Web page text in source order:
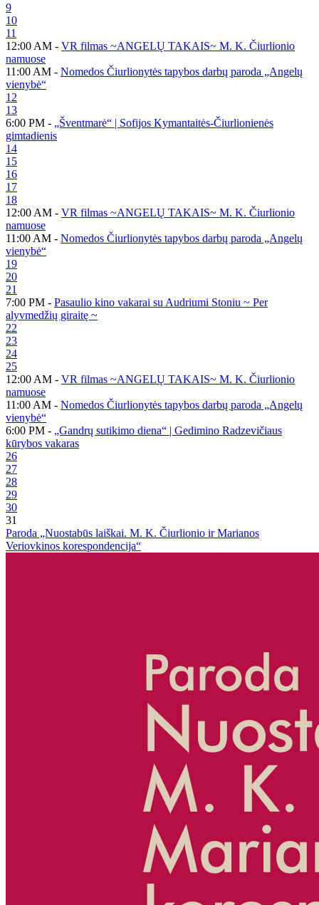
9
10
11
12:00 AM - VR filmas ~ANGELŲ TAKAIS~ M. K. Čiurlionio
namuose
11:00 AM - Nomedos Čiurlionytės tapybos darbų paroda „Angelų
vienybė“
12
13
6:00 PM - „Šventmarė“ | Sofijos Kymantaitės-Čiurlionienės
gimtadienis
14
15
16
17
18
12:00 AM - VR filmas ~ANGELŲ TAKAIS~ M. K. Čiurlionio
namuose
11:00 AM - Nomedos Čiurlionytės tapybos darbų paroda „Angelų
vienybė“
19
20
21
7:00 PM - Pasaulio kino vakarai su Audriumi Stoniu ~ Per
alyvmedžių giraitę ~
22
23
24
25
12:00 AM - VR filmas ~ANGELŲ TAKAIS~ M. K. Čiurlionio
namuose
11:00 AM - Nomedos Čiurlionytės tapybos darbų paroda „Angelų
vienybė“
6:00 PM - „Gandrų sutikimo diena“ | Gedimino Radzevičiaus
kūrybos vakaras
26
27
28
29
30
31
Paroda „Nuostabūs laiškai. M. K. Čiurlionio ir Marianos
Veriovkinos korespondencija“